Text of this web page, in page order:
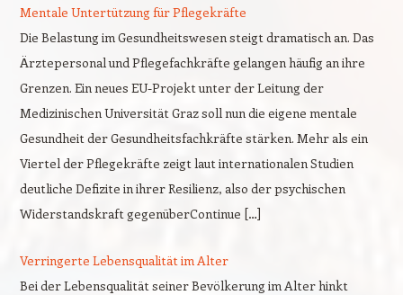
Mentale Untertützung für Pflegekräfte
Die Belastung im Gesundheitswesen steigt dramatisch an. Das
Ärztepersonal und Pflegefachkräfte gelangen häufig an ihre
Grenzen. Ein neues EU-Projekt unter der Leitung der
Medizinischen Universität Graz soll nun die eigene mentale
Gesundheit der Gesundheitsfachkräfte stärken. Mehr als ein
Viertel der Pflegekräfte zeigt laut internationalen Studien
deutliche Defizite in ihrer Resilienz, also der psychischen
Widerstandskraft gegenüberContinue […]
Verringerte Lebensqualität im Alter
Bei der Lebensqualität seiner Bevölkerung im Alter hinkt